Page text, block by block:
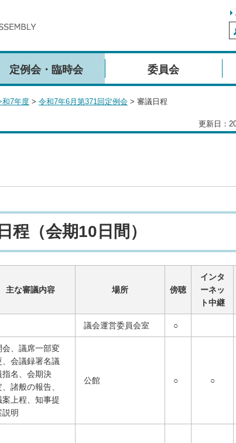
定例会・臨時会 委員会
和7年度 > 令和7年6月第371回定例会 > 審議日程
更新日：
程（会期10日間）
主な審議内容 場所 傍聴
インタ
ーネッ
ト中継
議会運営委員会室 ○
会、議席一部変
、会議録署名議
指名、会期決
、諸般の報告、
案上程、知事提
説明
公館 ○ ○